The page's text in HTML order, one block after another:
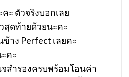
ะ ตัวจริงบอกเลย
สุดท้ายด้วยนะคะ
าง Perfect เลยคะ
คะ
สำรองครบพร้อมโอนค่า